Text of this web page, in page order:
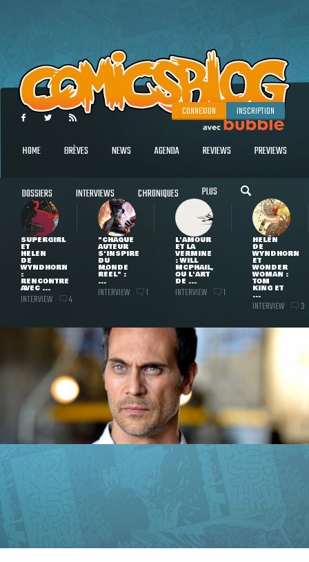
CONNEXION INSCRIPTION
HOME BRÈVES NEWS AGENDA REVIEWS PREVIEWS
DOSSIERS INTERVIEWS CHRONIQUES PLUS
SUPERGIRL
ET
HELEN
DE
WYNDHORN
:
RENCONTRE
AVEC ...
INTERVIEW 4
"CHAQUE
AUTEUR
S'INSPIRE
DU
MONDE
RÉEL" :
...
INTERVIEW 1
L'AMOUR
ET LA
VERMINE
: WILL
MCPHAIL,
OU L'ART
DE ...
INTERVIEW 1
HELEN
DE
WYNDHORN
ET
WONDER
WOMAN :
TOM
KING ET
...
INTERVIEW 3